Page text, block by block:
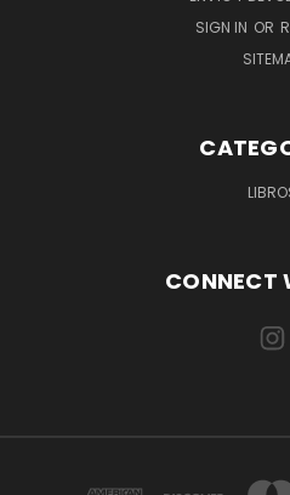
SIGN IN OR
CONNECT